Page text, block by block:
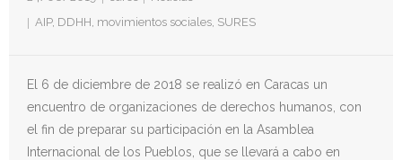
- BoletÃ­n Ida y vuelta
Formación
Contacto
AIP, DDHH, movimientos sociales, SURES
El 6 de diciembre de 2018 se realizó en Caracas un
encuentro de organizaciones de derechos humanos, con
el fin de preparar su participación en la Asamblea
Internacional de los Pueblos, que se llevará a cabo en